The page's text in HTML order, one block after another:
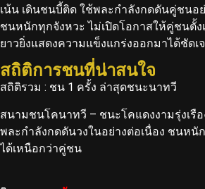
เน้น เดินชนบี้ติด ใช้พละกำลังกดดันคู่ชนอ
ชนหนักทุกจังหวะ ไม่เปิดโอกาสให้คู่ชนตั้ง
ยาวยิ่งแสดงความแข็งแกร่งออกมาได้ชัดเ
สถิติการชนที่น่าสนใจ
สถิติรวม : ชน 1 ครั้ง ล่าสุดชนะนาทวี
สนามชนโคนาทวี – ชนะโคแดงงามรุ่งเรื
พละกำลังกดดันวงในอย่างต่อเนื่อง ชนหนั
ได้เหนือกว่าคู่ชน